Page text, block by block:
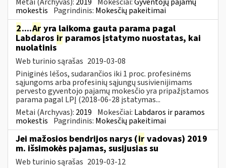
mokestis Pagrindinis: Mokesčių pakeitimai
2....Ar yra laikoma gauta parama pagal
Labdaros ir paramos įstatymo nuostatas, kai
nuolatinis
Web turinio sąrašas 2019-03-08
Piniginės lėšos, sudarančios iki 1 proc. profesinėms
sąjungoms arba profesinių sąjungų susivienijimams
pervesto gyventojo pajamų mokesčio yra pripažįstamos
parama pagal LPĮ (2018-06-28 įstatymas...
Metai (Archyvas): 2019 Mokesčiai: Labdaros ir paramos
mokestis Pagrindinis: Mokesčių pakeitimai
Jei mažosios bendrijos narys (ir vadovas) 2019
m. išsimokės pajamas, susijusias su
Web turinio sąrašas 2019-03-12